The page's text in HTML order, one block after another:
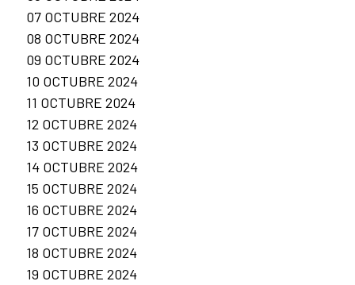
07 OCTUBRE 2024
08 OCTUBRE 2024
09 OCTUBRE 2024
10 OCTUBRE 2024
11 OCTUBRE 2024
12 OCTUBRE 2024
13 OCTUBRE 2024
14 OCTUBRE 2024
15 OCTUBRE 2024
16 OCTUBRE 2024
17 OCTUBRE 2024
18 OCTUBRE 2024
19 OCTUBRE 2024